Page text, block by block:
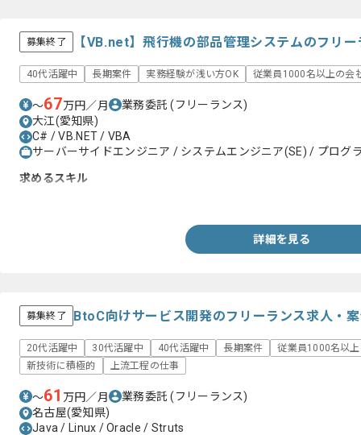
募集終了 【VB.net】飛行機の部品管理システムのフリ
40代活躍中 長期案件 実務経験が浅い方OK 従業員1000名以上の会
〜67万円／月 業務委託(フリーランス)
大江(愛知県)
C# / VB.NET / VBA
サーバーサイドエンジニア / システムエンジニア(SE) / プログ
求めるスキル
詳細を見る
募集終了 BtoC向けサービス開発のフリーランス求人・
20代活躍中 30代活躍中 40代活躍中 長期案件
従業員1000名以
新技術に積極的
上流工程の仕事
〜61 万円／月 業務委託(フリーランス)
名古屋(愛知県)
Java / Linux / Oracle / Struts